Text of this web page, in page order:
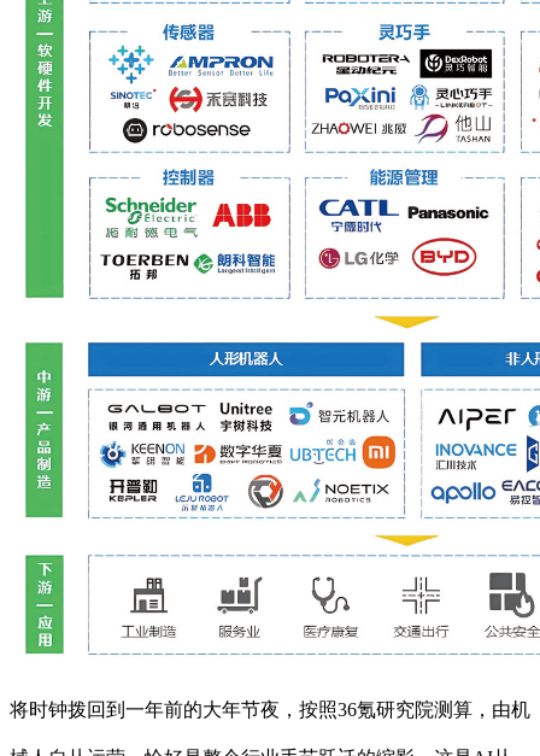
将时钟拨回到一年前的大年节夜，按照36氪研究院测算，由机